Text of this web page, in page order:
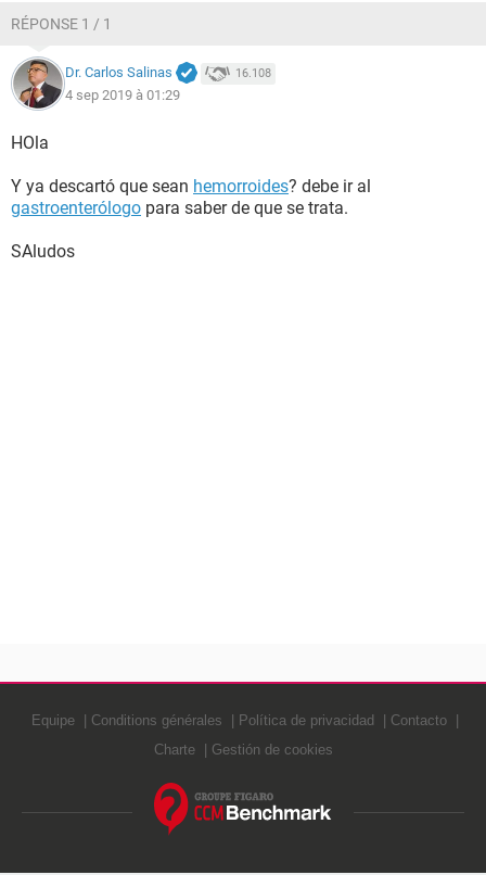
RÉPONSE 1 / 1
Dr. Carlos Salinas 16.108
4 sep 2019 à 01:29
HOla
Y ya descartó que sean hemorroides? debe ir al
gastroenterólogo para saber de que se trata.
SAludos
Equipe Conditions générales Política de privacidad
Contacto
Charte
Gestión de cookies